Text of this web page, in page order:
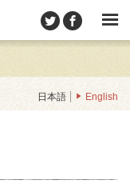
日本語 English